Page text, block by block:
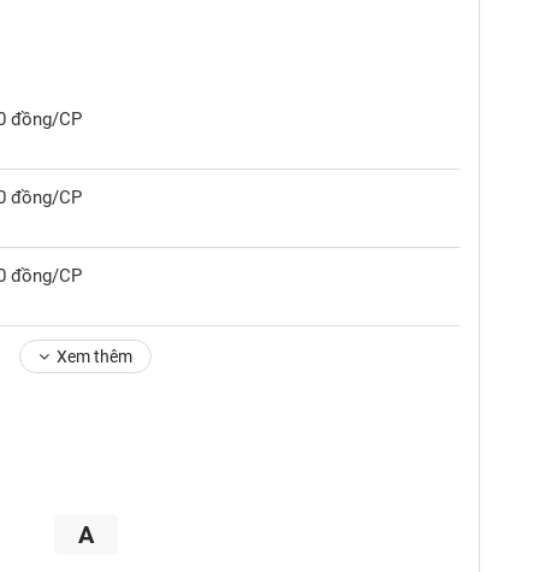
đồng/CP
đồng/CP
đồng/CP
Xem thêm
A